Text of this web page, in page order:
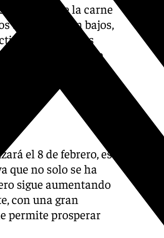
mercado de la carne
se mantienen bajos,
Según las
Real, el kilo de
el de jabalí apenas
el 8 de febrero, es
que no solo se ha
sigue aumentando
con una gran
permite prosperar